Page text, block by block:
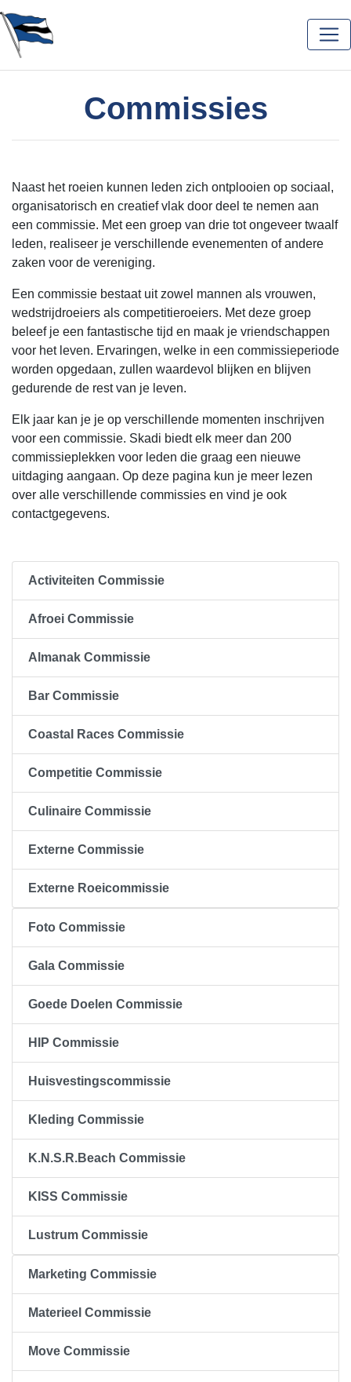
Commissies
Naast het roeien kunnen leden zich ontplooien op sociaal,
organisatorisch en creatief vlak door deel te nemen aan
een commissie. Met een groep van drie tot ongeveer twaalf
leden, realiseer je verschillende evenementen of andere
zaken voor de vereniging.
Een commissie bestaat uit zowel mannen als vrouwen,
wedstrijdroeiers als competitieroeiers. Met deze groep
beleef je een fantastische tijd en maak je vriendschappen
voor het leven. Ervaringen, welke in een commissieperiode
worden opgedaan, zullen waardevol blijken en blijven
gedurende de rest van je leven.
Elk jaar kan je je op verschillende momenten inschrijven
voor een commissie. Skadi biedt elk meer dan 200
commissieplekken voor leden die graag een nieuwe
uitdaging aangaan. Op deze pagina kun je meer lezen
over alle verschillende commissies en vind je ook
contactgegevens.
Activiteiten Commissie
Afroei Commissie
Almanak Commissie
Bar Commissie
Coastal Races Commissie
Competitie Commissie
Culinaire Commissie
Externe Commissie
Externe Roeicommissie
Foto Commissie
Gala Commissie
Goede Doelen Commissie
HIP Commissie
Huisvestingscommissie
Kleding Commissie
K.N.S.R.Beach Commissie
KISS Commissie
Lustrum Commissie
Marketing Commissie
Materieel Commissie
Move Commissie